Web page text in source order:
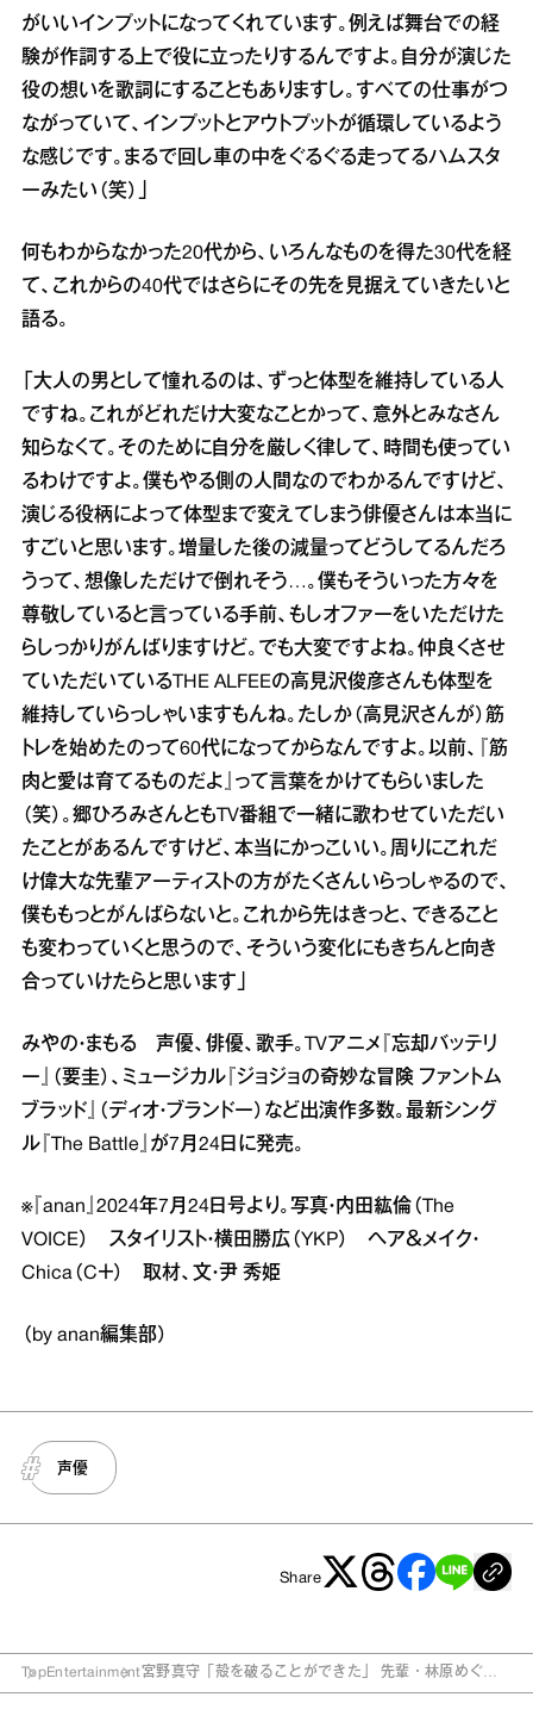
がいいインプットになってくれています。例えば舞台での経
験が作詞する上で役に立ったりするんですよ。自分が演じた
役の想いを歌詞にすることもありますし。すべての仕事がつ
ながっていて、インプットとアウトプットが循環しているよう
な感じです。まるで回し車の中をぐるぐる走ってるハムスタ
ーみたい（笑）」
何もわからなかった20代から、いろんなものを得た30代を経
て、これからの40代ではさらにその先を見据えていきたいと
語る。
「大人の男として憧れるのは、ずっと体型を維持している人
ですね。これがどれだけ大変なことかって、意外とみなさん
知らなくて。そのために自分を厳しく律して、時間も使ってい
るわけですよ。僕もやる側の人間なのでわかるんですけど、
演じる役柄によって体型まで変えてしまう俳優さんは本当に
すごいと思います。増量した後の減量ってどうしてるんだろ
うって、想像しただけで倒れそう…。僕もそういった方々を
尊敬していると言っている手前、もしオファーをいただけた
らしっかりがんばりますけど。でも大変ですよね。仲良くさせ
ていただいているTHE ALFEEの高見沢俊彦さんも体型を
維持していらっしゃいますもんね。たしか（高見沢さんが）筋
トレを始めたのって60代になってからなんですよ。以前、『筋
肉と愛は育てるものだよ』って言葉をかけてもらいました
（笑）。郷ひろみさんともTV番組で一緒に歌わせていただい
たことがあるんですけど、本当にかっこいい。周りにこれだ
け偉大な先輩アーティストの方がたくさんいらっしゃるので、
僕ももっとがんばらないと。これから先はきっと、できること
も変わっていくと思うので、そういう変化にもきちんと向き
合っていけたらと思います」
みやの・まもる 声優、俳優、歌手。TVアニメ『忘却バッテリ
ー』（要圭）、ミュージカル『ジョジョの奇妙な冒険 ファントム
ブラッド』（ディオ・ブランドー）など出演作多数。最新シング
ル『The Battle』が7月24日に発売。
※『anan』2024年7月24日号より。写真・内田紘倫（The
VOICE） スタイリスト・横田勝広（YKP） ヘア＆メイク・
Chica（C＋） 取材、文・尹 秀姫
（by anan編集部）
声優
Share
TopEntertainment宮野真守「殻を破ることができた」 先輩・林原めぐみ